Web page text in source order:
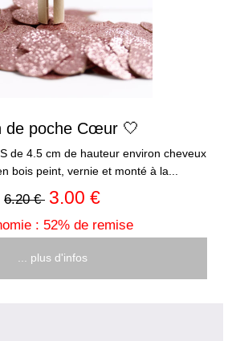
de poche Cœur 🤍
de 4.5 cm de hauteur environ cheveux
bois peint, vernie et monté à la...
6.20 € 3.00 €
: 52% de remise
... plus d'infos